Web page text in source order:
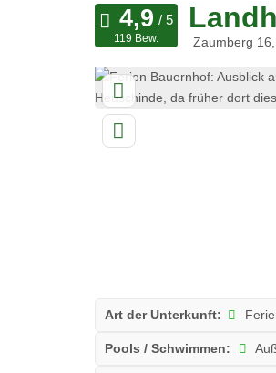
Zaumberg 16
119 Bew.
Art der Unterkunft:
Pools / Schwimmen: